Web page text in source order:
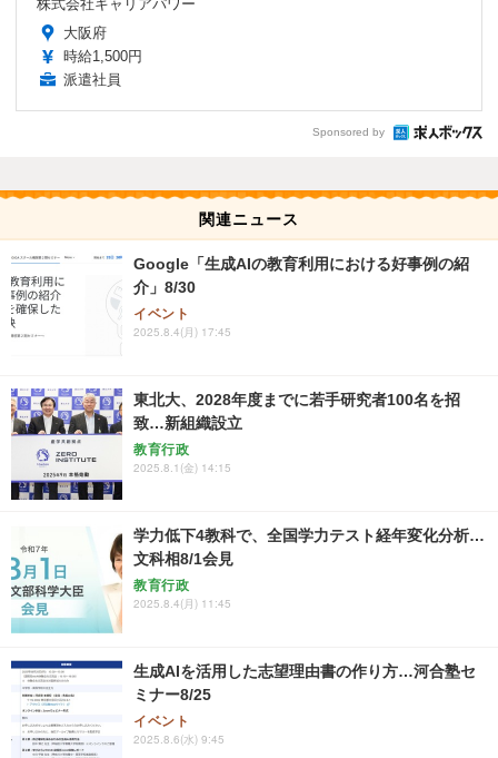
株式会社キャリアパワー
大阪府
時給1,500円
派遣社員
Sponsored by
関連ニュース
Google「生成AIの教育利用における好事例の紹
介」8/30
イベント
2025.8.4(月) 17:45
東北大、2028年度までに若手研究者100名を招
致…新組織設立
教育行政
2025.8.1(金) 14:15
学力低下4教科で、全国学力テスト経年変化分析…
文科相8/1会見
教育行政
2025.8.4(月) 11:45
生成AIを活用した志望理由書の作り方…河合塾セ
ミナー8/25
イベント
2025.8.6(水) 9:45